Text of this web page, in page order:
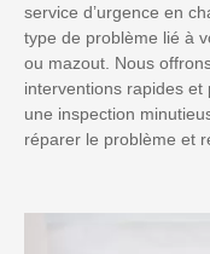
service d’urgence en
type de problème lié à
ou mazout. Nous
interventions rapides
une inspection
réparer le problème et